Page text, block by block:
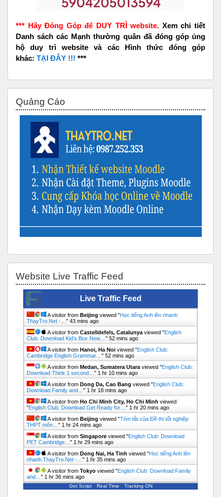
*** Hãy Đóng Góp để DUY TRÌ website. Xem chi tiết
Danh sách các Mạnh thường quân đã đóng góp ủng
hộ duy trì website và các Hình thức đóng góp
khác: TẠI ĐÂY !!! ***
Quảng Cáo
Website Live Traffic Feed
Live Traffic Feed
A visitor from Beijing viewed "Học tiếng Anh lên nhanh
ThayTro.Net -… " 43 mins ago
A visitor from Castelldefels, Catalunya viewed "English
Club: Download Kid's Box New… " 52 mins ago
A visitor from Hanoi, Ha Noi viewed "English Club:
Cambridge English Grammar… " 52 mins ago
A visitor from Medan, Sumatera Utara viewed "English Club:
Download Think 1 second… " 1 hr 10 mins ago
A visitor from Dong Da, Cao Bang viewed "English Club:
Download Family and… " 1 hr 18 mins ago
A visitor from Ho Chi Minh City, Ho Chi Minh viewed
"English Club: Download Get Ready for… " 1 hr 20 mins ago
A visitor from Beijing viewed "Tóm tắt của Đề thi tốt nghiệp
THPT môn… " 1 hr 24 mins ago
A visitor from Singapore viewed "English Club: Download
PET Cambridge… " 1 hr 29 mins ago
A visitor from Dong Nai, Ha Tinh viewed "Học tiếng Anh lên
nhanh ThayTro.Net -… " 1 hr 35 mins ago
A visitor from Tokyo viewed "English Club: Download Family
and… " 1 hr 36 mins ago
Get Script Real Time Tracking ON